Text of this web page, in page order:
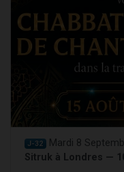
J-32 Mardi 8
Sitruk à Londres —